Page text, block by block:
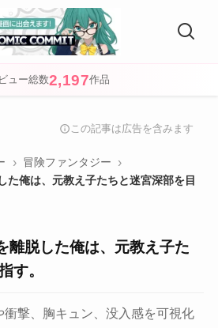
ュー総数2,197作品
info この記事は広告を含みます
冒険ファンタジー
た俺は、元教え子たちと迷宮深部を目
離脱した俺は、元教え子た
す。
撃、胸キュン、没入感を可視化